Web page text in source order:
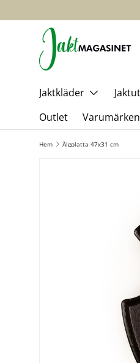
HOPPA TILL
Jaktkläder
Outlet
Varumärken
Hem Älgplatta 47x31 cm